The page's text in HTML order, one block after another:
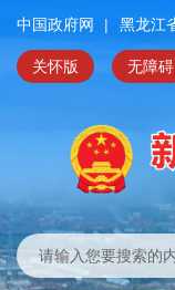
中国政府网 | 黑龙江
关怀版 无障碍